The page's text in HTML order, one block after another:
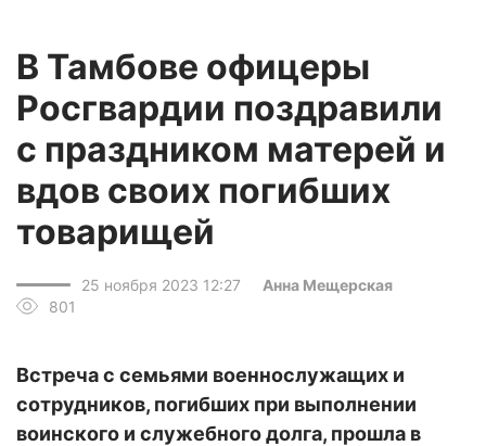
В Тамбове офицеры
Росгвардии поздравили
с праздником матерей и
вдов своих погибших
товарищей
25 ноября 2023 12:27
Анна Мещерская
801
Встреча с семьями военнослужащих и
сотрудников, погибших при выполнении
воинского и служебного долга, прошла в